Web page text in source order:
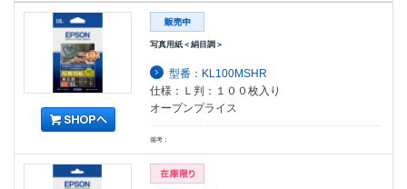
写真用紙＜絹目調＞
型番：KL100MSHR
仕様：Ｌ判：１００枚入り
オープンプライス
備考：